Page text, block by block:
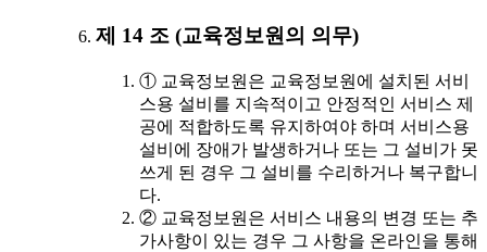
제 14 조 (교육정보원의 의무)
① 교육정보원은 교육정보원에 설치된 서비
스용 설비를 지속적이고 안정적인 서비스 제
공에 적합하도록 유지하여야 하며 서비스용
설비에 장애가 발생하거나 또는 그 설비가 못
쓰게 된 경우 그 설비를 수리하거나 복구합니
다.
② 교육정보원은 서비스 내용의 변경 또는 추
가사항이 있는 경우 그 사항을 온라인을 통해